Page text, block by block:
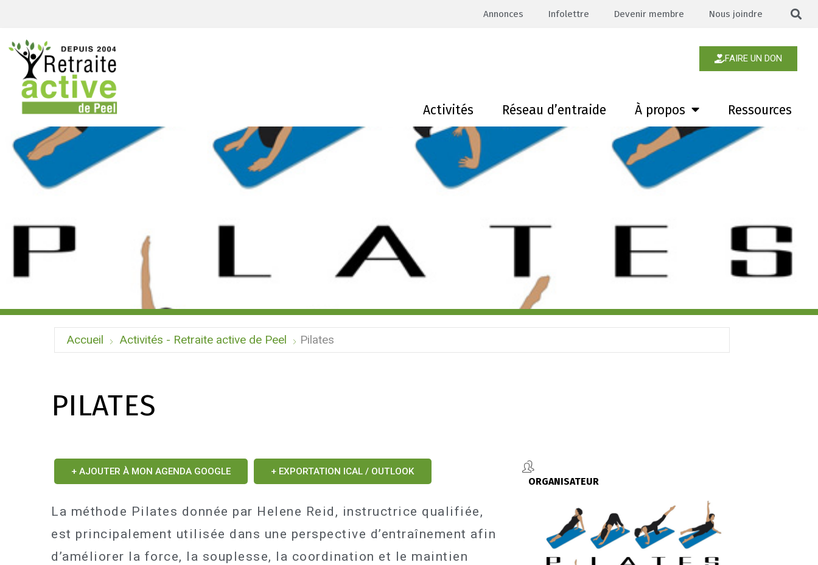
Annonces Infolettre Devenir membre Nous joindre
FAIRE UN DON
Activités Réseau d’entraide À propos Ressources
Accueil Activités - Retraite active de Peel Pilates
PILATES
+ AJOUTER À MON AGENDA GOOGLE + EXPORTATION ICAL / OUTLOOK
La méthode Pilates donnée par Helene Reid, instructrice qualifiée,
est principalement utilisée dans une perspective d’entraînement afin
d’améliorer la force, la souplesse, la coordination et le maintien
ORGANISATEUR